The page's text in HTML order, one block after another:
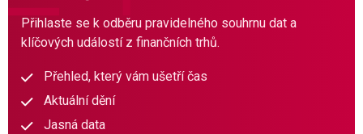
Přihlaste se k odběru pravidelného souhrnu dat a
klíčových událostí z finančních trhů.
Přehled, který vám ušetří čas
Aktuální dění
Jasná data